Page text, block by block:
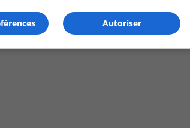
Autoriser